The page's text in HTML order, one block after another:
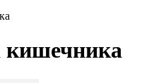
кишечника